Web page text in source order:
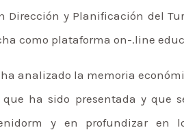
Dirección y Planificación del
como plataforma on-.line
ha analizado la memoria
ha sido presentada y que
y en profundizar en